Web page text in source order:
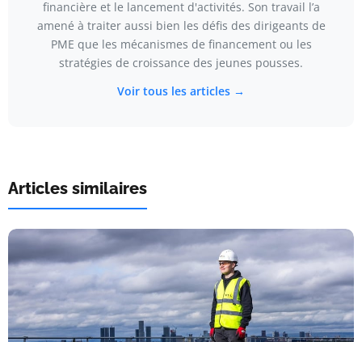
financière et le lancement d'activités. Son travail l’a
amené à traiter aussi bien les défis des dirigeants de
PME que les mécanismes de financement ou les
stratégies de croissance des jeunes pousses.
Voir tous les articles →
Articles similaires